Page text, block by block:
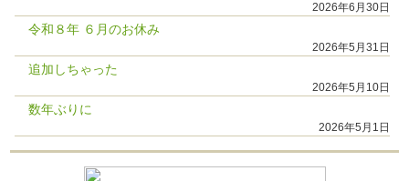
2026年6月30日
令和８年 ６月のお休み
2026年5月31日
追加しちゃった
2026年5月10日
数年ぶりに
2026年5月1日